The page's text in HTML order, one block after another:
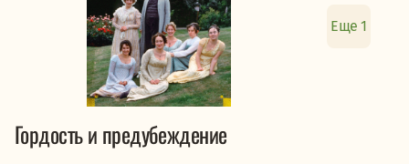
Еще 1
Гордость и предубеждение